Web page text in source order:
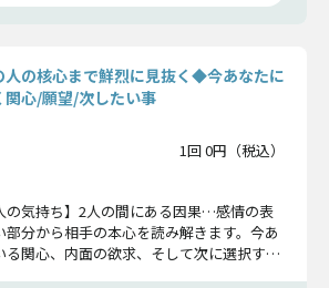
人の核心まで鮮烈に見抜く◆今あなたに
関心/願望/次したい事
1回 0円（税込）
の気持ち】2人の間にある因果…感情の表
部分から相手の本心を読み解きます。今あ
る関心、内面の欲求、そして次に選択する